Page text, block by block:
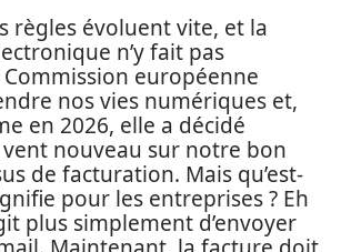
règles évoluent vite, et la
n’y fait pas
européenne
nos vies numériques et,
en 2026, elle a décidé
vent nouveau sur notre bon
de facturation. Mais qu’est-
pour les entreprises ? Eh
plus simplement d’envoyer